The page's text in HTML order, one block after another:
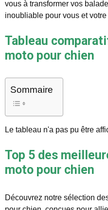
vous à transformer vos
inoubliable pour vous et votre
Tableau
moto pour chien
Sommaire
Le tableau n'a pas pu être
Top 5 des
moto pour chien
Découvrez notre sélection